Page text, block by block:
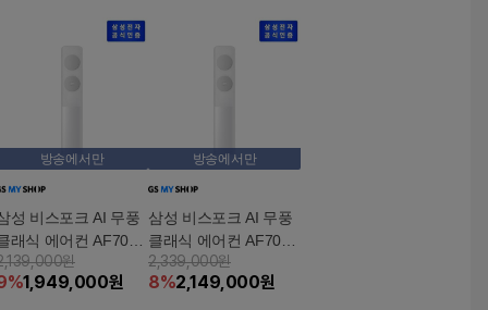
방송에서만
성 비스포크 AI 무풍
래식 에어컨 AF70F1
17형 스탠드
원
%1,949,000원
방송에서만
삼성 비스포크 AI 무풍
클래식 에어컨 AF70F1
9D11GT 19형 스탠드
2,339,000원
8%2,149,000원